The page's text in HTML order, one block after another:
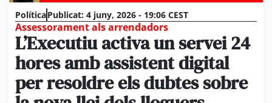
PolíticaPublicat: 4 juny, 2026 - 19:06 CEST
Assessorament als arrendadors
L’Executiu activa un servei 24
hores amb assistent digital
per resoldre els dubtes sobre